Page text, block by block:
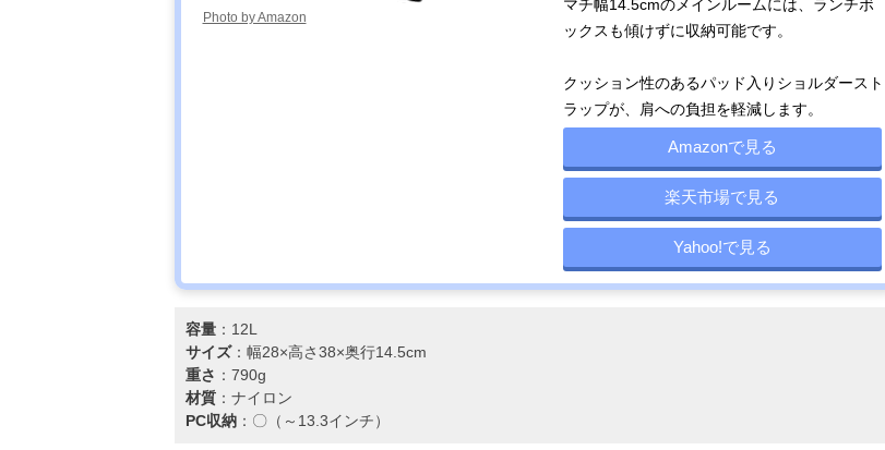
スーツスタイル
る、シンプルな
約9L
幅23×高さ32×
ずに使える、防
水レザーリュッ
幅31×高さ43×
Amazonで見る
ルラーベン)
23523
Photo by Amazon
マチ幅14.5cmのメインルームには、ランチボ
ックスも傾けずに収納可能です。
クッション性のあるパッド入りショルダースト
ラップが、肩への負担を軽減します。
Amazonで見る
楽天市場で見る
Yahoo!で見る
容量：12L
サイズ：幅28×高さ38×奥行14.5cm
重さ ：790g
材質：ナイロン
PC収納：〇（～13.3インチ）